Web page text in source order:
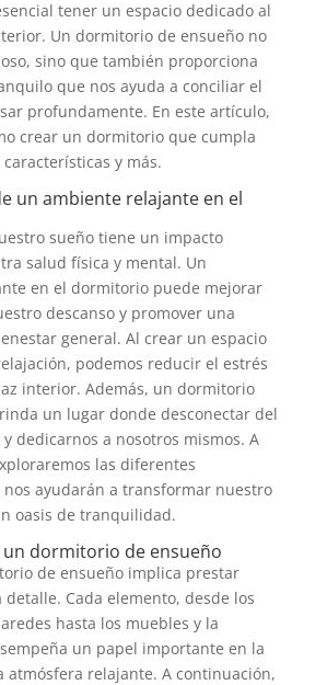
tener un espacio dedicado al
Un dormitorio de ensueño no
sino que también proporciona
que nos ayuda a conciliar el
profundamente. En este artículo,
crear un dormitorio que cumpla
y más.
un ambiente relajante en el
sueño tiene un impacto
salud física y mental. Un
en el dormitorio puede mejorar
descanso y promover una
general. Al crear un espacio
podemos reducir el estrés
interior. Además, un dormitorio
un lugar donde desconectar del
dedicarnos a nosotros mismos. A
las diferentes
ayudarán a transformar nuestro
oasis de tranquilidad.
un dormitorio de ensueño
de ensueño implica prestar
detalle. Cada elemento, desde los
hasta los muebles y la
un papel importante en la
atmósfera relajante. A continuación,